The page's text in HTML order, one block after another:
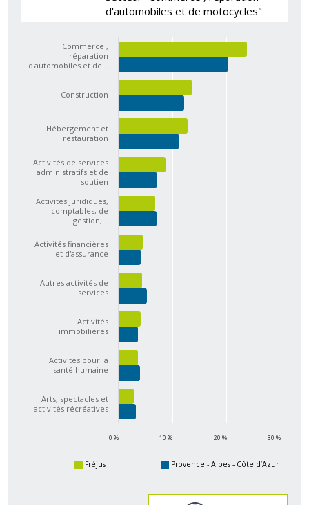
d'automobiles et de motocycles"
Commerce ,
réparation
d'automobiles et de…
Construction
Hébergement et
restauration
Activités de services
administratifs et de
soutien
Activités juridiques,
comptables, de
gestion,…
Activités financières
et d'assurance
Autres activités de
services
Activités
immobilières
Activités pour la
santé humaine
Arts, spectacles et
activités récréatives
0 % 10 % 20 % 30 %
Fréjus Provence - Alpes - Côte d’Azur